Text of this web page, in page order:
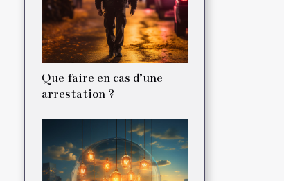
Que faire en cas d’une
arrestation ?